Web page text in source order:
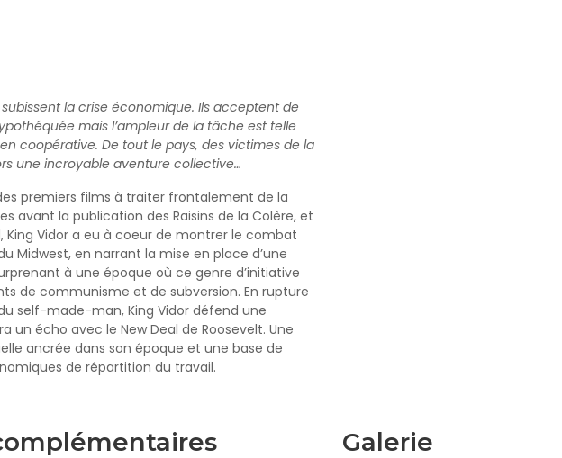
subissent la crise économique. Ils acceptent de
mais l’ampleur de la tâche est telle
coopérative. De tout le pays, des victimes de la
une incroyable aventure collective…
premiers films à traiter frontalement de la
avant la publication des Raisins de la Colère, et
King Vidor a eu à coeur de montrer le combat
Midwest, en narrant la mise en place d’une
à une époque où ce genre d’initiative
de communisme et de subversion. En rupture
self-made-man, King Vidor défend une
un écho avec le New Deal de Roosevelt. Une
ancrée dans son époque et une base de
de répartition du travail.
Galerie